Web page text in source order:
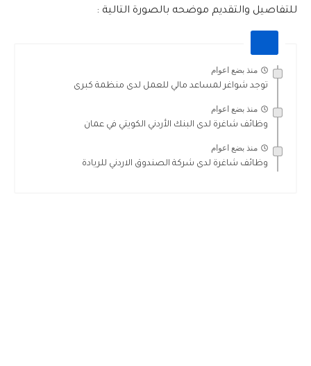
للتفاصيل والتقديم موضحه بالصورة التالية :
منذ بضع اعوام
توجد شواغر لمساعد مالي للعمل لدى منظمة كبرى
منذ بضع اعوام
وظائف شاغرة لدى البنك الأردني الكويتي في عمان
منذ بضع اعوام
وظائف شاغرة لدى شركة الصندوق الاردني للريادة